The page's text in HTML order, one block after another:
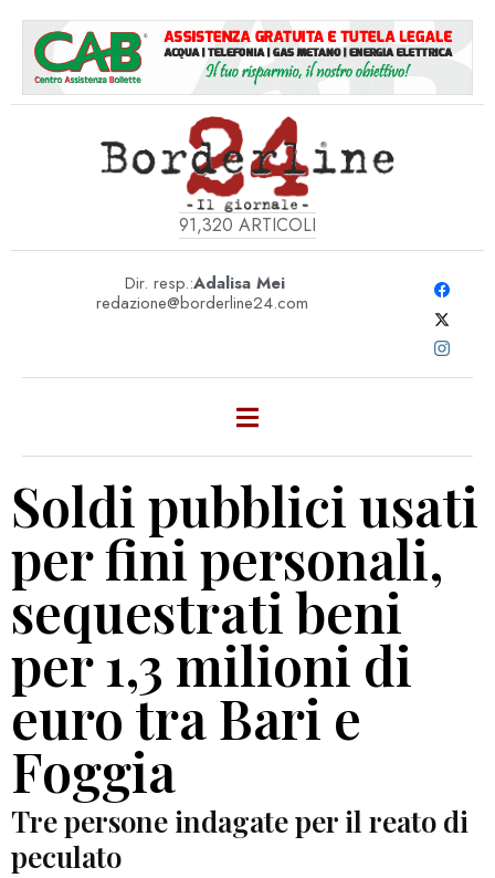
91,320 ARTICOLI
Dir. resp.:Adalisa Mei
redazione@borderline24.com
Soldi pubblici usati
per fini personali,
sequestrati beni
per 1,3 milioni di
euro tra Bari e
Foggia
Tre persone indagate per il reato di
peculato